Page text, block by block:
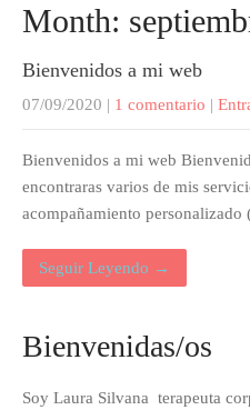
Month:
Bienvenidos a mi web
07/09/2020 | 1 comentario |
Bienvenidos a mi web
encontraras varios de mis
acompañamiento
Seguir Leyendo →
Bienvenidas/os
Soy Laura Silvana terapeuta